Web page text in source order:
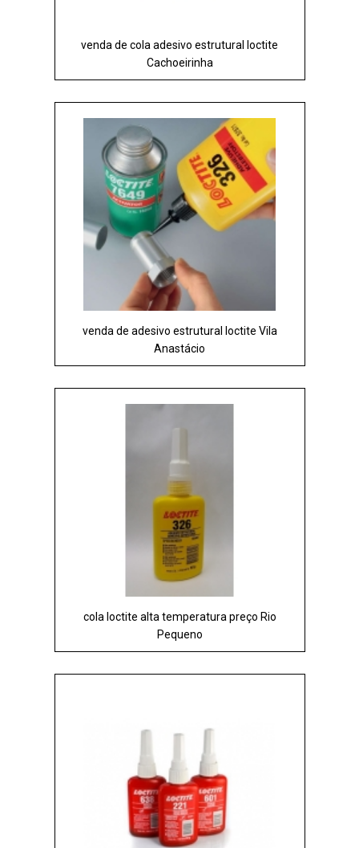
venda de cola adesivo estrutural loctite
Cachoeirinha
venda de adesivo estrutural loctite Vila
Anastácio
cola loctite alta temperatura preço Rio
Pequeno